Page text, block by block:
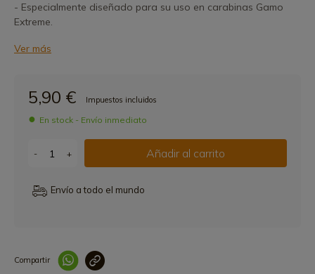
- Especialmente diseñado para su uso en carabinas Gamo
Extreme.
Ver más
5,90 € Impuestos incluidos
En stock - Envío inmediato
- + Añadir al carrito
Envío a todo el mundo
Compartir